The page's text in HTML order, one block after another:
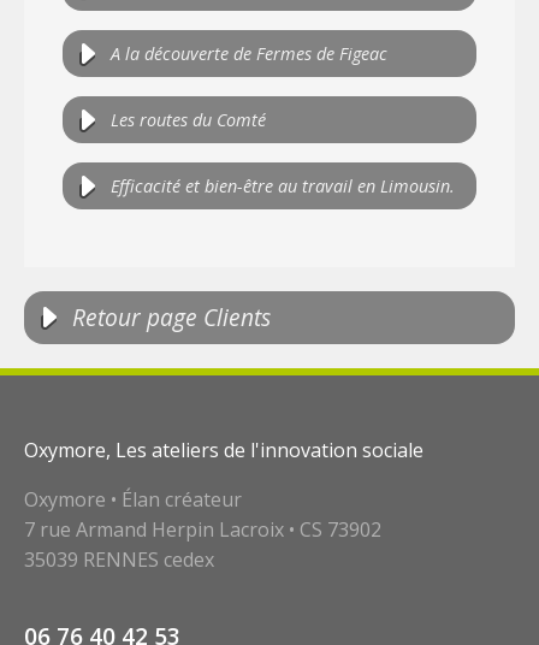
A la découverte de Fermes de Figeac
Les routes du Comté
Efficacité et bien-être au travail en Limousin.
Retour page Clients
Oxymore, Les ateliers de l'innovation sociale
Oxymore • Élan créateur
7 rue Armand Herpin Lacroix • CS 73902
35039 RENNES cedex
06 76 40 42 53